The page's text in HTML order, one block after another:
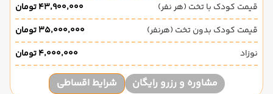
قیمت کودک با تخت (هر نفر)
۴۳٬۹۰۰٬۰۰۰ تومان
قیمت کودک بدون تخت (هرنفر)
۳۵٬۰۰۰٬۰۰۰ تومان
نوزاد
۴٬۰۰۰٬۰۰۰ تومان
مشاوره و رزرو رایگان شرایط اقساطی